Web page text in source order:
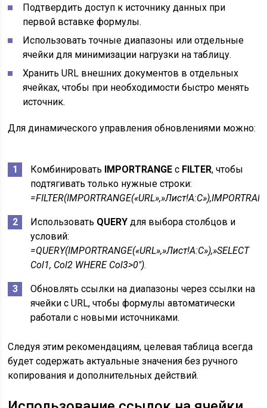
Подтвердить доступ к источнику данных при
первой вставке формулы.
Использовать точные диапазоны или отдельные
ячейки для минимизации нагрузки на таблицу.
Хранить URL внешних документов в отдельных
ячейках, чтобы при необходимости быстро менять
источник.
Для динамического управления обновлениями можно:
Комбинировать IMPORTRANGE с FILTER, чтобы
подтягивать только нужные строки:
Использовать QUERY для выбора столбцов и
условий:
=QUERY(IMPORTRANGE(«URL»,»Лист!A:C»),»SELECT
Col1, Col2 WHERE Col3>0″).
Обновлять ссылки на диапазоны через ссылки на
ячейки с URL, чтобы формулы автоматически
работали с новыми источниками.
Следуя этим рекомендациям, целевая таблица всегда
будет содержать актуальные значения без ручного
копирования и дополнительных действий.